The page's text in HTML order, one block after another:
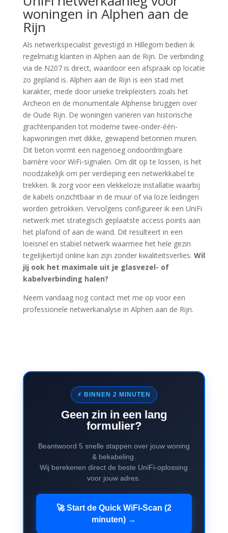
woningen in Alphen aan de
Rijn
Als netwerkspecialist gevestigd in Hillegom bedien ik
regelmatig klanten in Alphen aan de Rijn. De verbinding
via de N207 is direct, waardoor een afspraak op locatie
zo gepland is. Alphen aan de Rijn is een stad met
karakter, mede door unieke trekpleisters zoals het
Archeon en de monumentale Alphense bruggen over
de Oude Rijn. De woningen variëren van historische
grachtenpanden tot moderne twee-onder-één-
kapwoningen met dikke, gewapend betonnen muren.
Dit beton vormt een nagenoeg ondoordringbare
barrière voor WiFi-signalen. Om dit op te lossen, is het
noodzakelijk om per verdieping een netwerkkabel te
trekken. Ik zorg voor een vlekkeloze installatie waarbij
de kabels onzichtbaar in de muur of via loze leidingen
worden getrokken. Vervolgens configureer ik een UniFi
netwerk met strategisch geplaatste access points aan
het plafond of aan de wand. Dit resulteert in een
loeisnel en stabiel netwerk waarmee het hele gezin
tegelijkertijd online kan zijn zonder kwaliteitsverlies. Wil
jij ook het maximale uit je glasvezel- of
kabelverbinding halen?
Neem vandaag nog contact met me op voor een
professionele netwerkanalyse in Alphen aan de Rijn.
⚡ BINNEN 2 MINUTEN
Geen zin in een lang
formulier?
Beantwoord 5 snelle stappen over jouw woning
& bekabeling.
Wij berekenen direct de beste UniFi-oplossing
voor jouw adres.
🚀 Start de Quick WiFi-Scan (2
minuten) →